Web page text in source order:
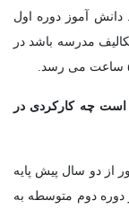
دانش آموز دوره اول
مدرسه باشد در
چه کارکردی در
از دو سال پیش پایه
دوره دوم متوسطه به